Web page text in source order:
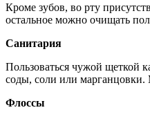
Кроме зубов, во рту
остальное можно очищать
Санитария
Пользоваться чужой щеткой
соды, соли или марганцовки.
Флоссы